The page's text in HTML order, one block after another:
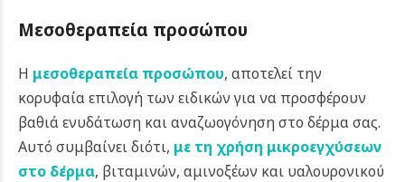
Μεσοθεραπεία προσώπου
Η μεσοθεραπεία προσώπου, αποτελεί την
κορυφαία επιλογή των ειδικών για να προσφέρουν
βαθιά ενυδάτωση και αναζωογόνηση στο δέρμα σας.
Αυτό συμβαίνει διότι, με τη χρήση μικροεγχύσεων
στο δέρμα, βιταμινών, αμινοξέων και υαλουρονικού